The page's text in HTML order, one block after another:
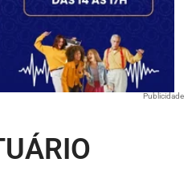
Publicidade